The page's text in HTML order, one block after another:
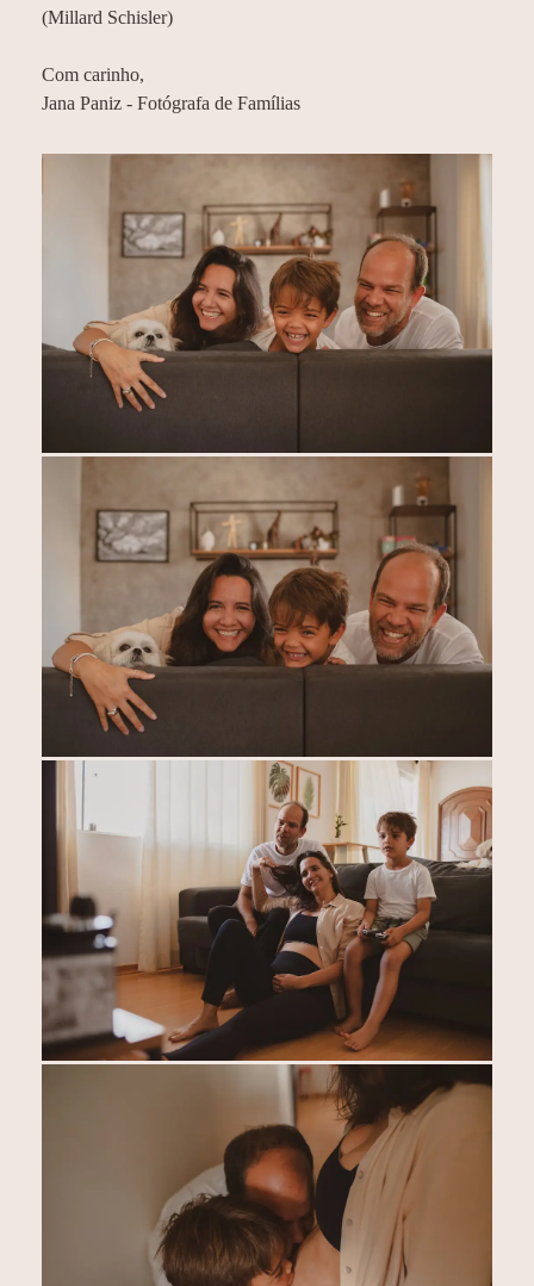
(Millard Schisler)
Com carinho,
Jana Paniz - Fotógrafa de Famílias